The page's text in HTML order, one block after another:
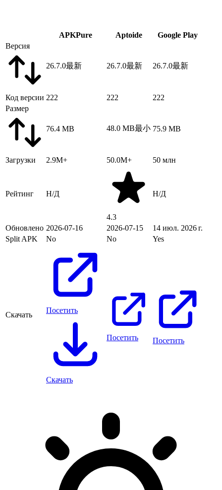
APKPure Aptoide
Google Play
Версия
26.7.0最新 26.7.0最新 26.7.0最新
Код версии 222 222
222
Размер
76.4 MB 48.0 MB最小 75.9 MB
Загрузки 2.9M+ 50.0M+ 50 млн
Рейтинг Н/Д
4.3
Н/Д
Обновлено 2026-07-16 2026-07-15
14 июл. 2026 г.
Split APK
No No Yes
Скачать
Посетить
Скачать
Посетить Посетить